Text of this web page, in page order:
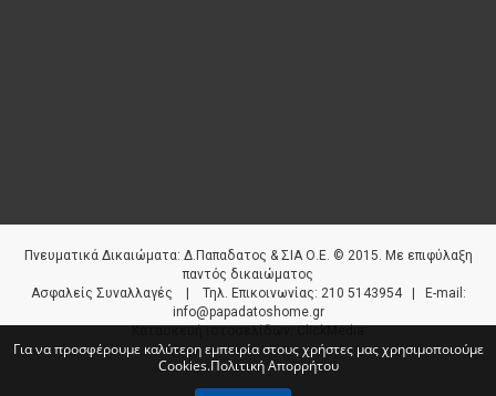
Πνευματικά Δικαιώματα: Δ.Παπαδατος & ΣΙΑ Ο.Ε. © 2015. Με επιφύλαξη
παντός δικαιώματος
Aσφαλείς Συναλλαγές | Τηλ. Επικοινωνίας: 210 5143954 | E-mail:
info@papadatoshome.gr
Για να προσφέρουμε καλύτερη εμπειρία στους χρήστες μας χρησιμοποιούμε
Cookies.Πολιτική Απορρήτου